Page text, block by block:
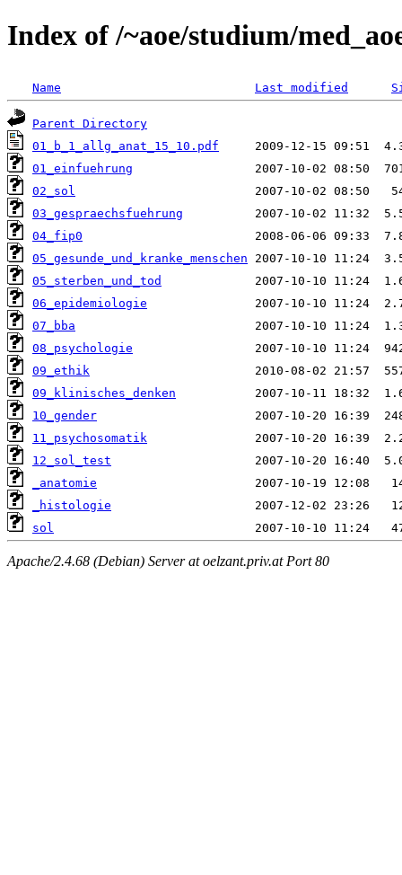
Index of /~aoe/studium/
Name Last modified
Parent Directory
01_b_1_allg_anat_15_10.pdf
01_einfuehrung
02_sol
03_gespraechsfuehrung
04_fip0
05_gesunde_und_kranke_menschen
05_sterben_und_tod
06_epidemiologie
07_bba
08_psychologie
09_ethik
09_klinisches_denken
10_gender
11_psychosomatik
12_sol_test
_anatomie
_histologie
sol
Apache/2.4.68 (Debian) Server at oelzant.priv.at Port 80